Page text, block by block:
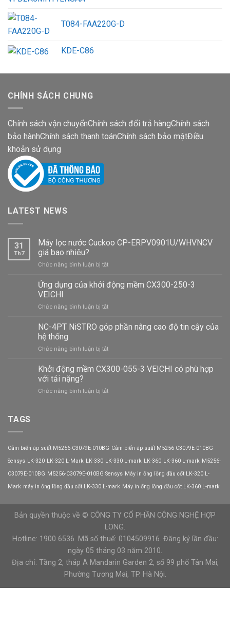
T084-FAA220G-D
KDE-C86
CHÍNH SÁCH CHUNG
Chính sách vận chuyểnChính sách đổi trả hàngChính sách
bảo hànhChính sách thanh toánChính sách bảo mậtĐiều
khoản sử dụng
LATEST NEWS
31
Th7
Máy lọc nước Cuckoo CP-ERPV0901U/WHVNCV
giá bao nhiêu?
Chức năng bình luận bị tắtở
lọc
nước
CP-
giá
Ứng dụng của khởi động mềm CX300-250-3
VEICHI
Chức năng bình luận bị tắtở
dụng
của
động
CX300-
VEICHI
NC-4PT NiSTRO góp phần nâng cao độ tin cậy của
hệ thống
Chức năng bình luận bị tắtở
4PT
phần
của
thống
Khởi động mềm CX300-055-3 VEICHI có phù hợp
với tải nặng?
Chức năng bình luận bị tắtở
VEICHI
có
hợp
với
nặng?
TAGS
Cảm biến áp suất M5256-C3079E-010BG Cảm biến áp suất M5256-C3079E-010BG
Sensys LK-320 LK-320 L-Mark LK-330 LK-330 L-mark LK-360 LK-360 L-mark M5256-
C3079E-010BG M5256-C3079E-010BG Sensys Máy in ống lồng đầu cốt LK-320 L-
Mark máy in ống lồng đầu cốt LK-330 L-mark Máy in ống lồng đầu cốt LK-360 L-mark
Bản quyền thuộc về © CÔNG TY CỔ PHẦN CÔNG NGHỆ HỢP
LONG.
Hotline: 1900 6536. Mã số thuế: 0104509916. Đăng ký lần đầu:
ngày 05 tháng 03 năm 2010.
Địa chỉ: Tầng 2, tháp A Mandarin Garden 2, số 99 phố Tân Mai,
Phường Tương Mai, TP. Hà Nội.